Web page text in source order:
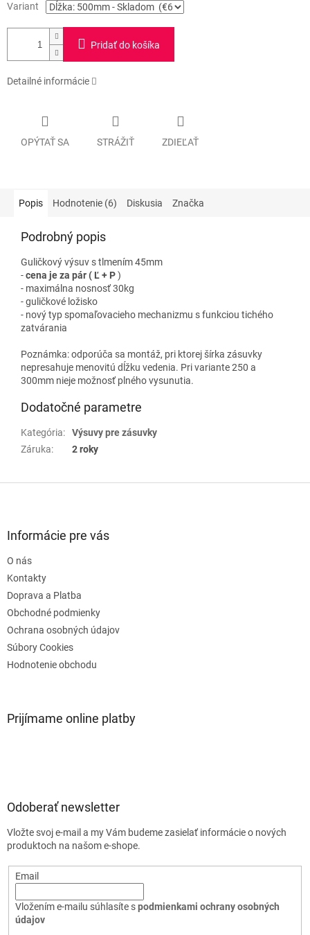
Variant
Pridať do košíka
Detailné informácie
OPÝTAŤ SA STRÁŽIŤ ZDIEĽAŤ
Popis Hodnotenie (6) Diskusia Značka
Podrobný popis
Guličkový výsuv s tlmením 45mm
-cena je za pár ( Ľ + P)
- maximálna nosnosť 30kg
- guličkové ložisko
- nový typ spomaľovacieho mechanizmu s funkciou tichého
zatvárania
Poznámka: odporúča sa montáž, pri ktorej šírka zásuvky
nepresahuje menovitú dĺžku vedenia. Pri variante 250 a
300mm nieje možnosť plného vysunutia.
Dodatočné parametre
Kategória:
Výsuvy pre zásuvky
Záruka: 2 roky
Informácie pre vás
O nás
Kontakty
Doprava a Platba
Obchodné podmienky
Ochrana osobných údajov
Súbory Cookies
Hodnotenie obchodu
Prijímame online platby
Odoberať newsletter
Vložte svoj e-mail a my Vám budeme zasielať informácie o nových
produktoch na našom e-shope.
Email
Vložením e-mailu súhlasíte spodmienkami ochrany osobných
údajov